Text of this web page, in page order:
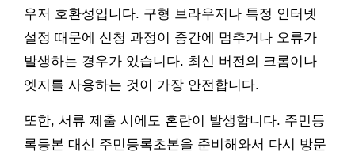
우저 호환성입니다. 구형 브라우저나 특정 인터넷
설정 때문에 신청 과정이 중간에 멈추거나 오류가
발생하는 경우가 있습니다. 최신 버전의 크롬이나
엣지를 사용하는 것이 가장 안전합니다.
또한, 서류 제출 시에도 혼란이 발생합니다. 주민등
록등본 대신 주민등록초본을 준비해와서 다시 방문